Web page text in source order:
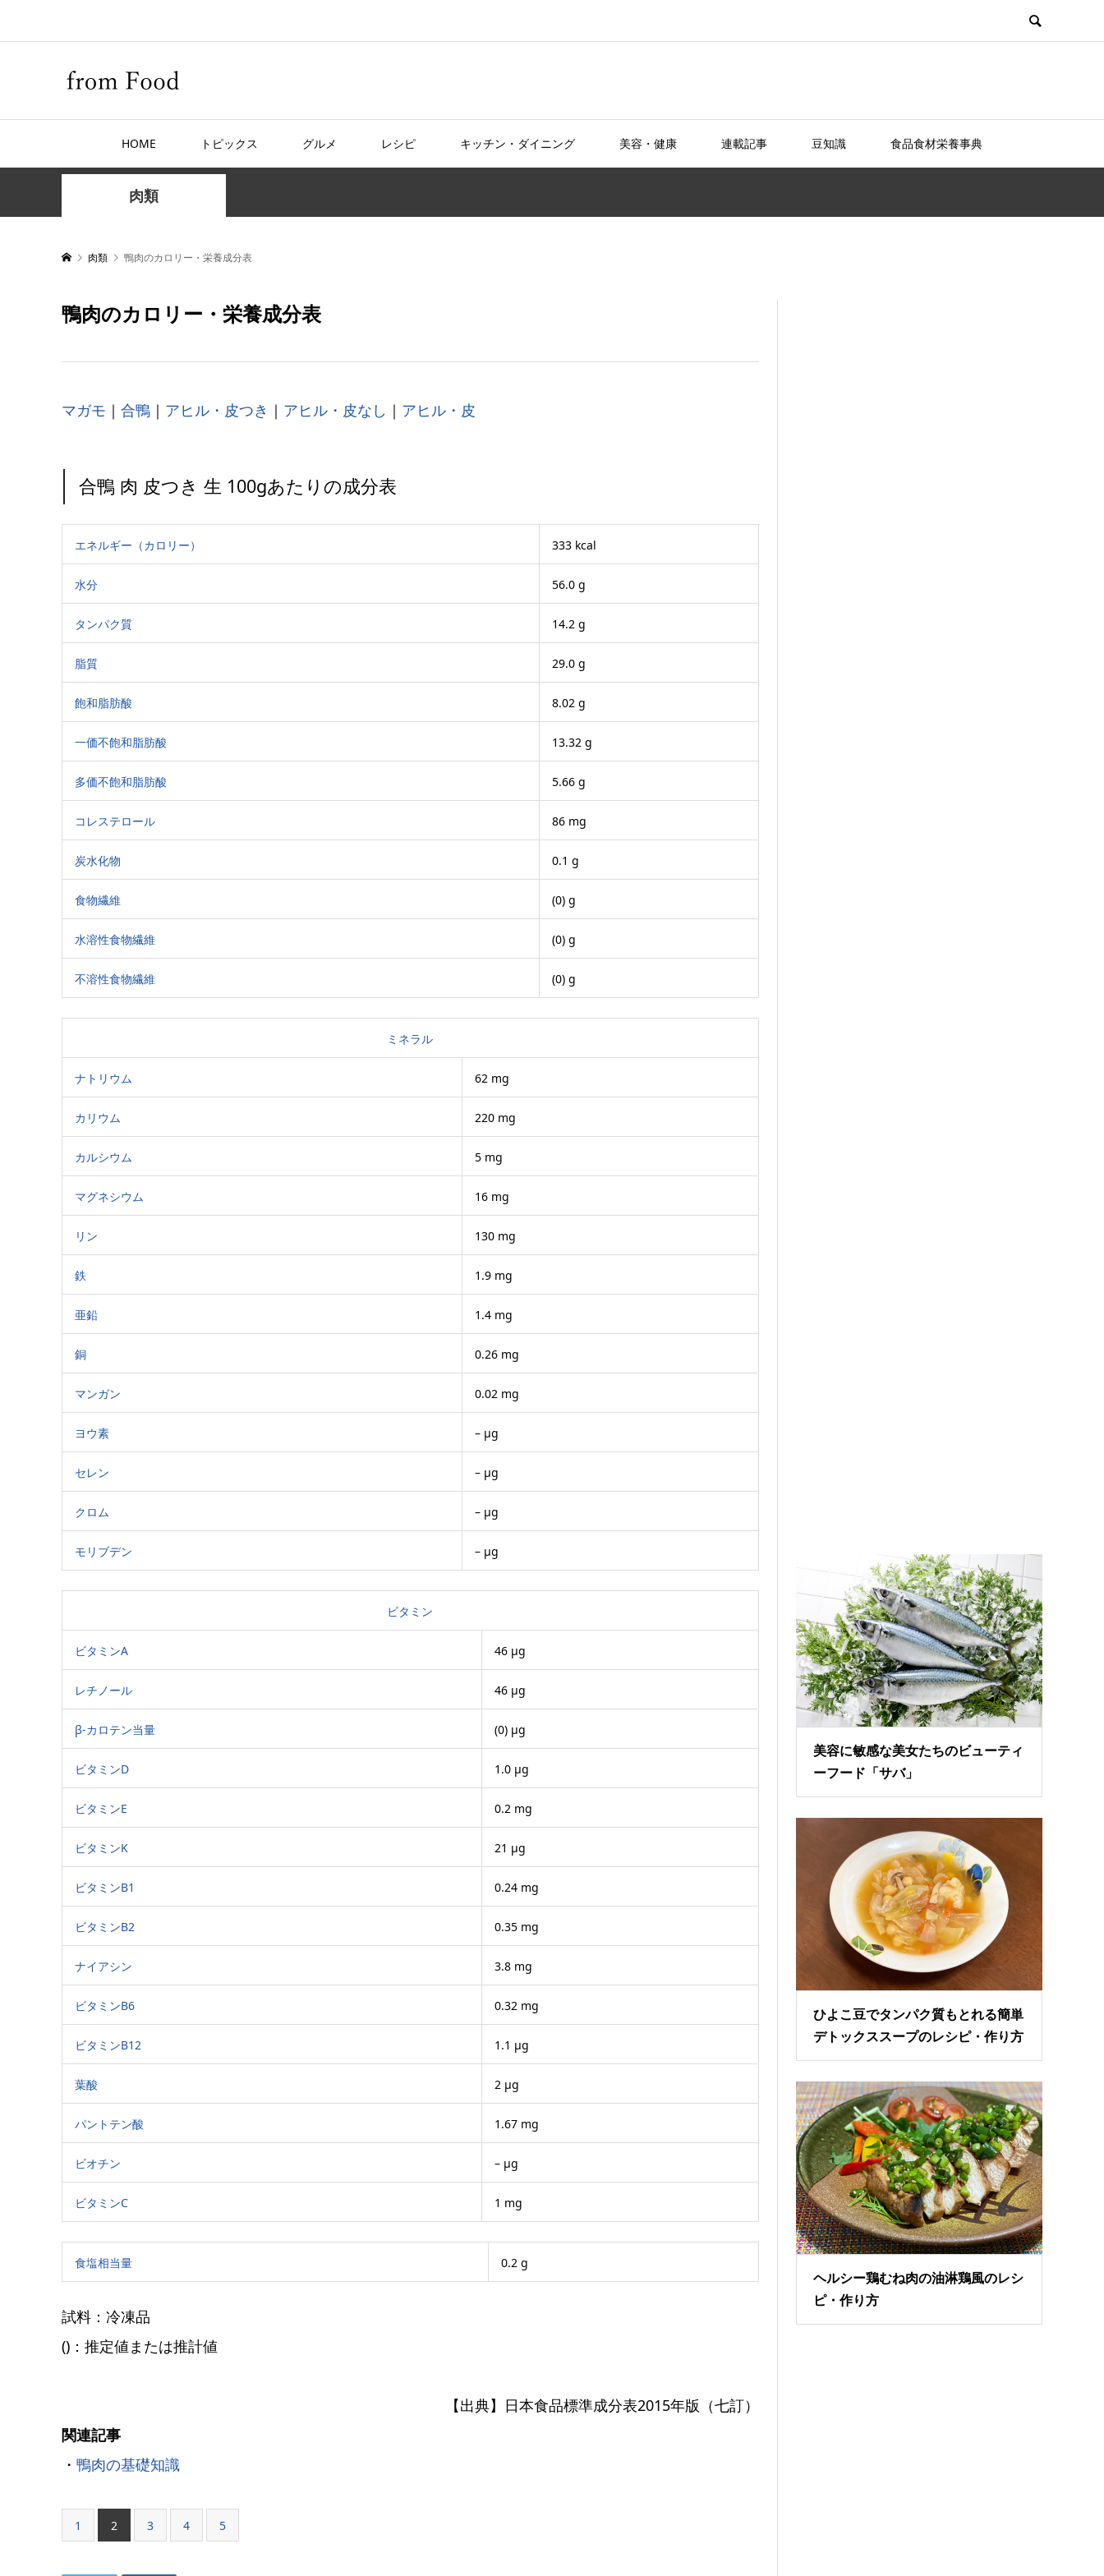
HOME トピックス グルメ レシピ キッチン・ダイニング 美容・健康 連載記事 豆知識 食品食材栄養事典
肉類
肉類 鴨肉のカロリー・栄養成分表
鴨肉のカロリー・栄養成分表
マガモ ｜ 合鴨｜ アヒル・皮つき ｜ アヒル・皮なし ｜ アヒル・皮
合鴨 肉 皮つき 生 100gあたりの成分表
エネルギー（カロリー） 333 kcal
水分 56.0 g
タンパク質 14.2 g
脂質 29.0 g
飽和脂肪酸 8.02 g
一価不飽和脂肪酸 13.32 g
多価不飽和脂肪酸 5.66 g
コレステロール 86 mg
炭水化物 0.1 g
食物繊維 (0) g
水溶性食物繊維 (0) g
不溶性食物繊維 (0) g
ミネラル
ナトリウム 62 mg
カリウム 220 mg
カルシウム 5 mg
マグネシウム 16 mg
リン 130 mg
鉄 1.9 mg
亜鉛 1.4 mg
銅 0.26 mg
マンガン 0.02 mg
ヨウ素 – μg
セレン – μg
クロム – μg
モリブデン – μg
ビタミン
ビタミンA 46 μg
レチノール 46 μg
β-カロテン当量 (0) μg
ビタミンD 1.0 μg
ビタミンE 0.2 mg
ビタミンK 21 μg
ビタミンB1 0.24 mg
ビタミンB2 0.35 mg
ナイアシン 3.8 mg
ビタミンB6 0.32 mg
ビタミンB12 1.1 μg
葉酸 2 μg
パントテン酸 1.67 mg
ビオチン – μg
ビタミンC 1 mg
食塩相当量 0.2 g
試料：冷凍品
()：推定値または推計値
【出典】日本食品標準成分表2015年版（七訂）
関連記事
・ 鴨肉の基礎知識
1 2 3 4 5
美容に敏感な美女たちのビューティ
ーフード「サバ」
ひよこ豆でタンパク質もとれる簡単
デトックススープのレシピ・作り方
ヘルシー鶏むね肉の油淋鶏風のレシ
ピ・作り方